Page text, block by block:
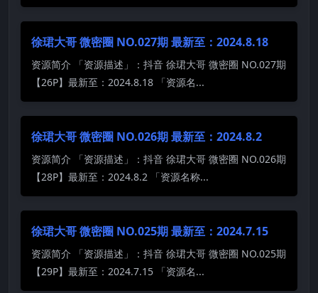
徐珺大哥 微密圈 NO.027期 最新至：2024.8.18
资源简介 「资源描述」：抖音 徐珺大哥 微密圈 NO.027期
【26P】最新至：2024.8.18 「资源名...
徐珺大哥 微密圈 NO.026期 最新至：2024.8.2
资源简介 「资源描述」：抖音 徐珺大哥 微密圈 NO.026期
【28P】最新至：2024.8.2 「资源名称...
徐珺大哥 微密圈 NO.025期 最新至：2024.7.15
资源简介 「资源描述」：抖音 徐珺大哥 微密圈 NO.025期
【29P】最新至：2024.7.15 「资源名...